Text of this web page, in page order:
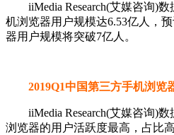
iiMedia Research(艾媒咨询)数
机浏览器用户规模达6.53亿人，
器用户规模将突破7亿人。
2019Q1中国第三方手机浏览
iiMedia Research(艾媒咨询)数
浏览器的用户活跃度最高，占比